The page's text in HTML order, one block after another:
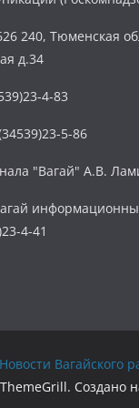
240, Тюменская
д.34
4-83
5-86
"Вагай" А.В.
4-41
Новости Вагайского
Создано